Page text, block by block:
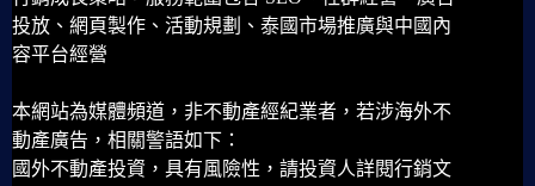
投放、網頁製作、活動規劃、泰國市場推廣與中國內
容平台經營
本網站為媒體頻道，非不動產經紀業者，若涉海外不
動產廣告，相關警語如下：
國外不動產投資，具有風險性，請投資人詳閱行銷文